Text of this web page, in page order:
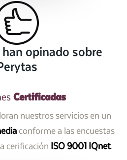
opinado sobre
Certificadas
nuestros servicios en un
conforme a las encuestas
cerificación ISO 9001 IQnet.